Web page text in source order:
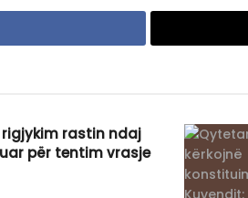
rigjykim rastin ndaj
për tentim vrasje